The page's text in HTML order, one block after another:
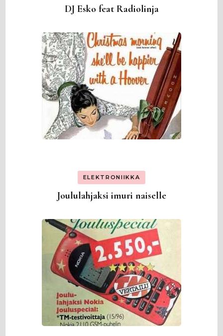
DJ Esko feat Radiolinja
ELEKTRONIIKKA
Joululahjaksi imuri naiselle